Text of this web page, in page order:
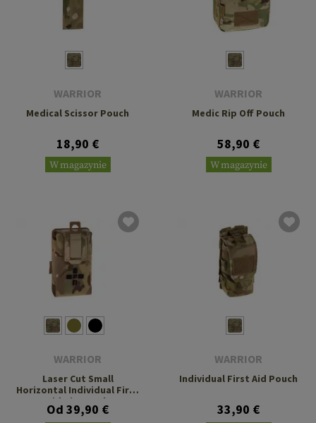
WARRIOR
Medical Scissor Pouch
18,90 €
W magazynie
WARRIOR
Medic Rip Off Pouch
58,90 €
W magazynie
WARRIOR
Laser Cut Small
Horizontal Individual First
Aid Kit Pouch
Od 39,90 €
WARRIOR
Individual First Aid Pouch
33,90 €